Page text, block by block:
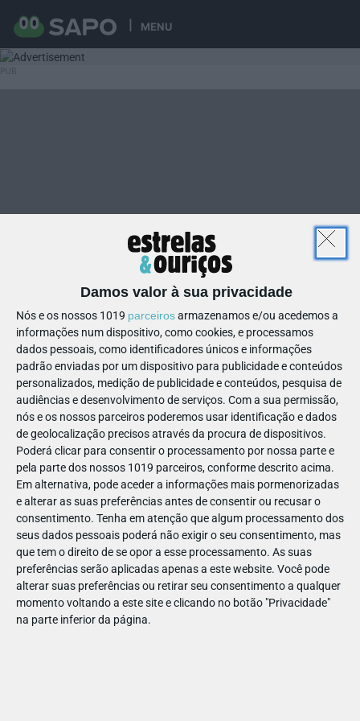
MENU
Damos valor à sua privacidade
Nós e os nossos 1019 parceirosarmazenamos e/ou acedemos a
informações num dispositivo, como cookies, e processamos
dados pessoais, como identificadores únicos e informações
padrão enviadas por um dispositivo para publicidade e conteúdos
personalizados, medição de publicidade e conteúdos, pesquisa de
audiências e desenvolvimento de serviços. Com a sua permissão,
nós e os nossos parceiros poderemos usar identificação e dados
de geolocalização precisos através da procura de dispositivos.
Poderá clicar para consentir o processamento por nossa parte e
pela parte dos nossos 1019 parceiros, conforme descrito acima.
Em alternativa, pode aceder a informações mais pormenorizadas
e alterar as suas preferências antes de consentir ou recusar o
consentimento. Tenha em atenção que algum processamento dos
seus dados pessoais poderá não exigir o seu consentimento, mas
que tem o direito de se opor a esse processamento. As suas
preferências serão aplicadas apenas a este website. Você pode
alterar suas preferências ou retirar seu consentimento a qualquer
momento voltando a este site e clicando no botão "Privacidade"
na parte inferior da página.
10
2395127772593